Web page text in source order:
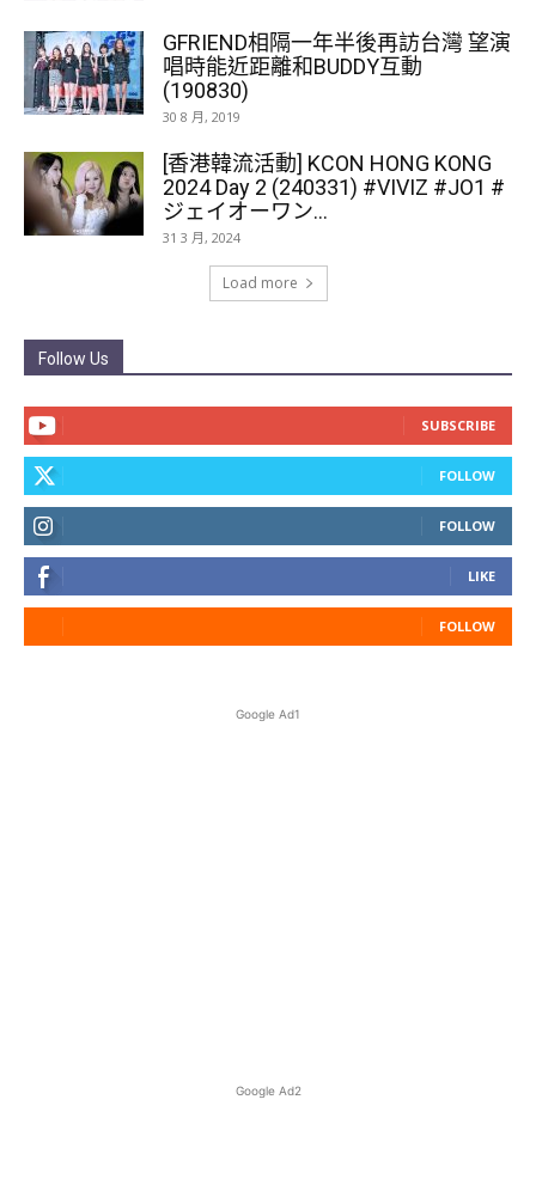
GFRIEND相隔一年半後再訪台灣 望演
唱時能近距離和BUDDY互動
(190830)
30 8 月, 2019
[香港韓流活動] KCON HONG KONG
2024 Day 2 (240331) #VIVIZ #JO1 #
ジェイオーワン...
31 3 月, 2024
Load more
Follow Us
SUBSCRIBE
FOLLOW
FOLLOW
LIKE
FOLLOW
Google Ad1
Google Ad2